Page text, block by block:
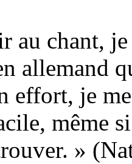
au chant,
allemand
effort, je
même
»